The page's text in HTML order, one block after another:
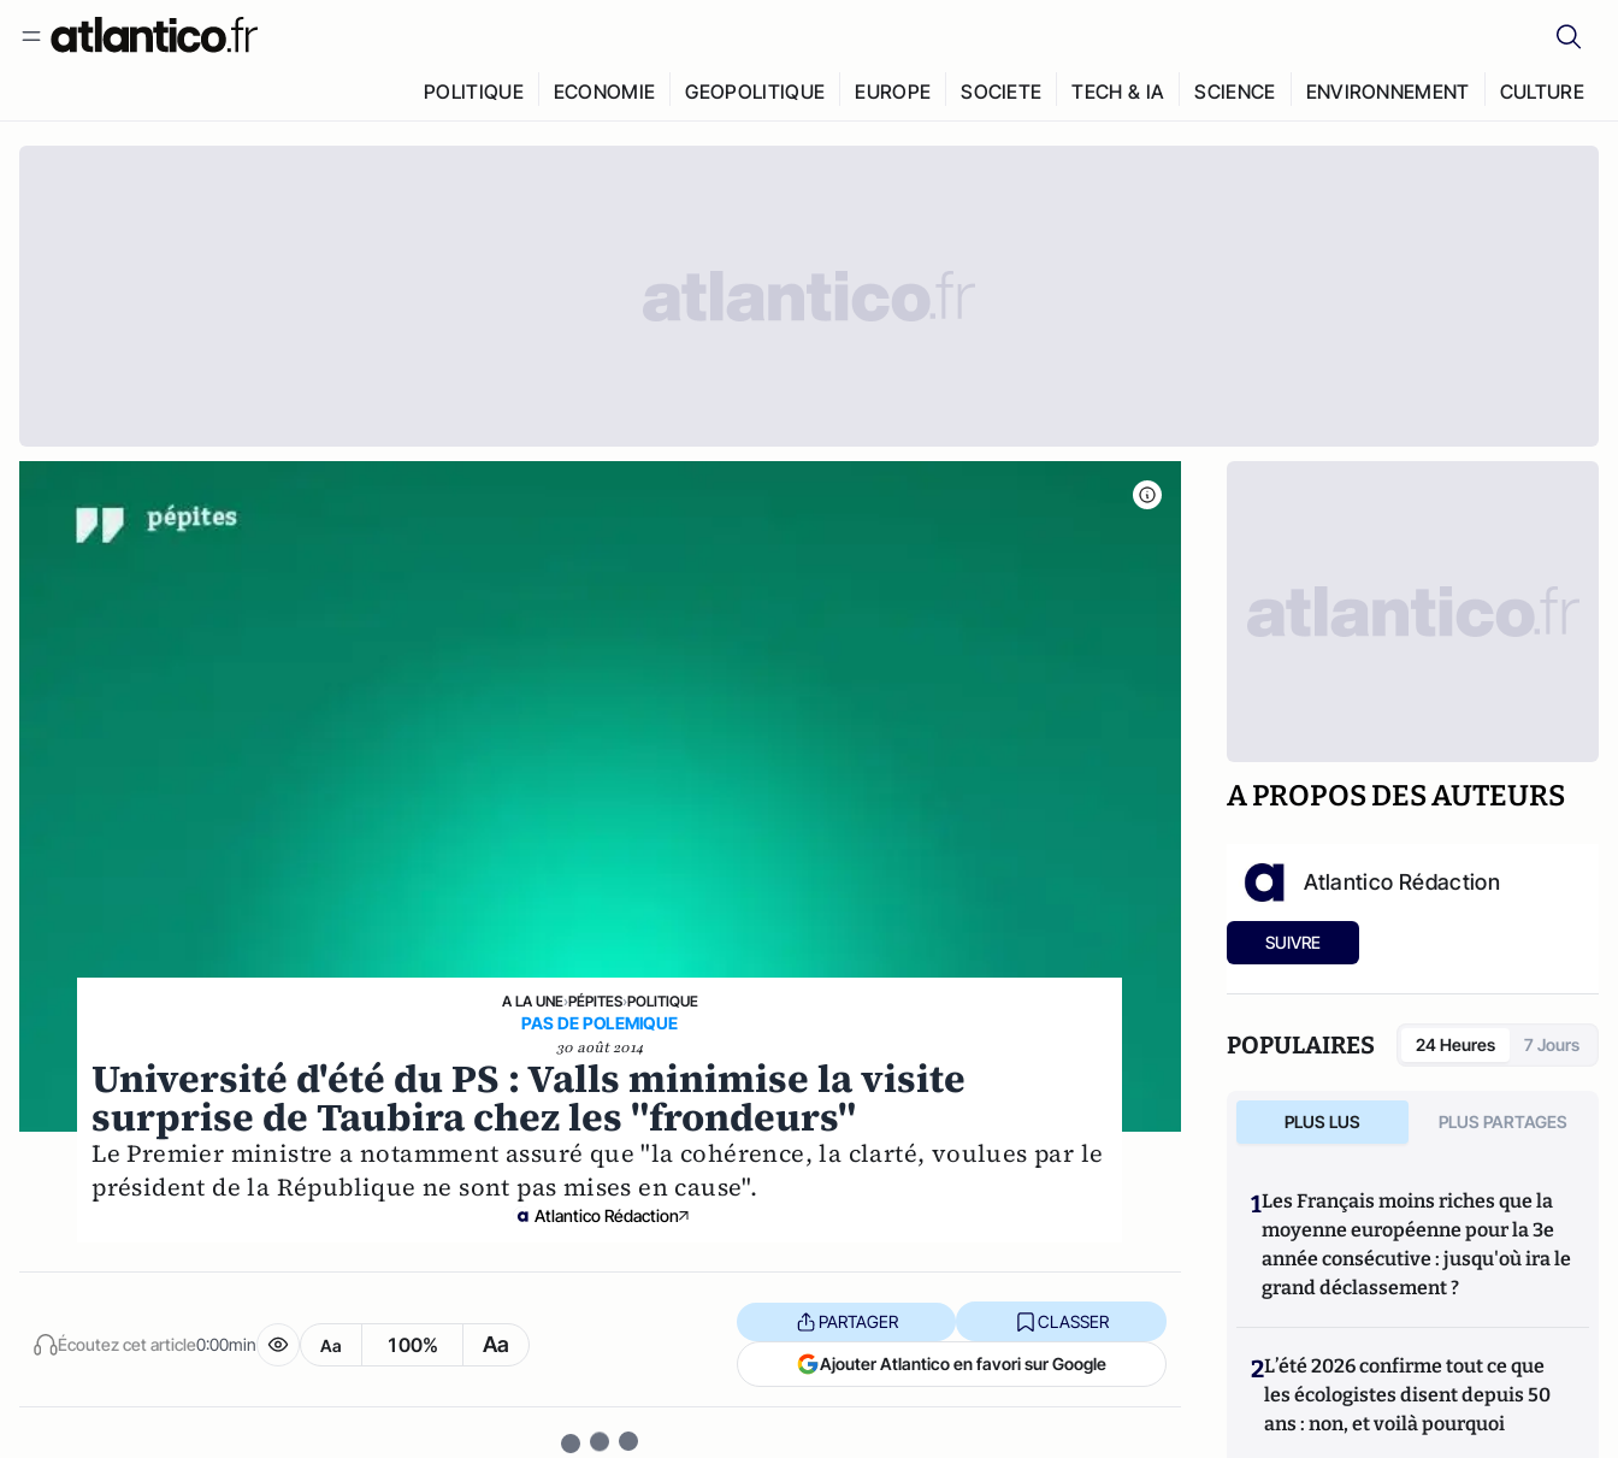
POLITIQUE ECONOMIE GEOPOLITIQUE EUROPE SOCIETE TECH & IA SCIENCE ENVIRONNEMENT CULTURE
A LA UNE›PÉPITES›POLITIQUE
PAS DE POLEMIQUE
30 août 2014
Université d'été du PS : Valls minimise la visite
surprise de Taubira chez les "frondeurs"
Le Premier ministre a notamment assuré que "la cohérence, la clarté, voulues par le
président de la République ne sont pas mises en cause".
Atlantico Rédaction
Écoutez cet article0:00min Aa 100% Aa
PARTAGER CLASSER
Ajouter Atlantico en favori sur Google
A PROPOS DES AUTEURS
Atlantico Rédaction
SUIVRE
POPULAIRES 24 Heures 7 Jours
PLUS LUS PLUS PARTAGES
1Les Français moins riches que la
moyenne européenne pour la 3e
année consécutive : jusqu'où ira le
grand déclassement ?
2L’été 2026 confirme tout ce que
les écologistes disent depuis 50
ans : non, et voilà pourquoi